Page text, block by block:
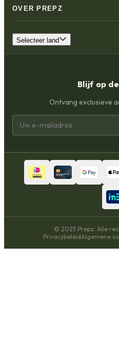
OVER PREPZ
Selecteer land
Blijf op
Ontvang exclusieve
© 2025 Prepz. Alle
PrivacybeleidAlgemene